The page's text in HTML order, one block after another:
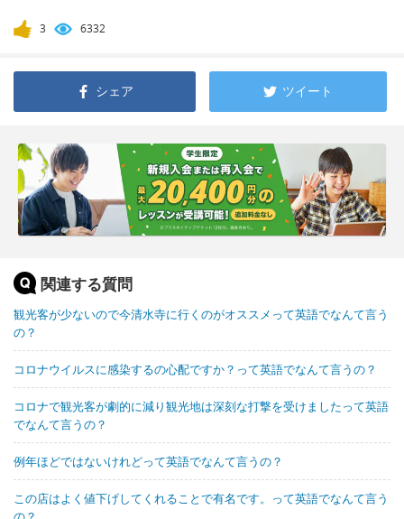
3 6332
シェア ツイート
関連する質問
観光客が少ないので今清水寺に行くのがオススメって英語でなんて言う
の？
コロナウイルスに感染するの心配ですか？って英語でなんて言うの？
コロナで観光客が劇的に減り観光地は深刻な打撃を受けましたって英語
でなんて言うの？
例年ほどではないけれどって英語でなんて言うの？
この店はよく値下げしてくれることで有名です。って英語でなんて言う